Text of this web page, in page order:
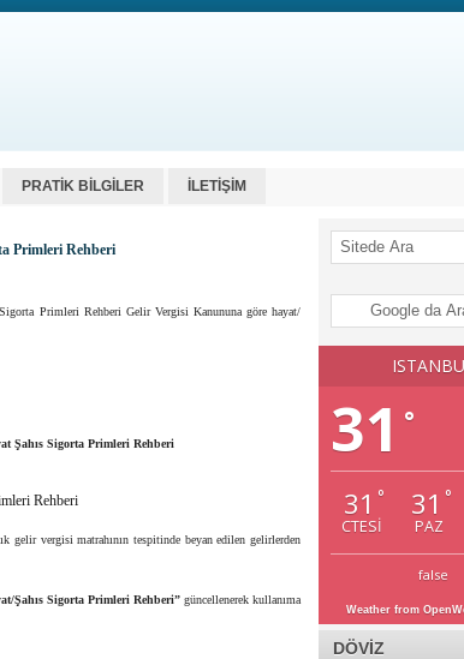
PRATİK BİLGİLER İLETİŞİM
Primleri Rehberi
Primleri Rehberi Gelir Vergisi Kanununa göre hayat/
Şahıs Sigorta Primleri Rehberi
Rehberi
gelir vergisi matrahının tespitinde beyan edilen gelirlerden
Şahıs Sigorta Primleri Rehberi” güncellenerek kullanıma
31 °
31 °
CTESI
31 °
PAZ
false
Weather from
DÖVİZ